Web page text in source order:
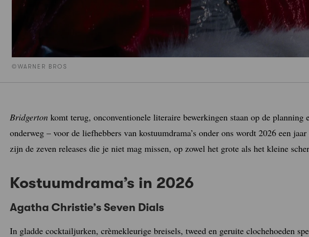
©WARNER BROS
Bridgerton komt terug, onconventionele literaire bewerkingen staan op de planning
onderweg – voor de liefhebbers van kostuumdrama’s onder ons wordt 2026 een
zijn de zeven releases die je niet mag missen, op zowel het grote als het kleine
Kostuumdrama’s in 2026
Agatha Christie’s Seven Dials
In gladde cocktailjurken, crèmekleurige breisels, tweed en geruite clochehoeden